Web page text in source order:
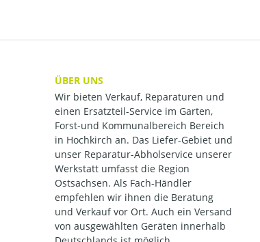
ÜBER UNS
Wir bieten Verkauf, Reparaturen und
einen Ersatzteil-Service im Garten,
Forst-und Kommunalbereich Bereich
in Hochkirch an. Das Liefer-Gebiet und
unser Reparatur-Abholservice unserer
Werkstatt umfasst die Region
Ostsachsen. Als Fach-Händler
empfehlen wir ihnen die Beratung
und Verkauf vor Ort. Auch ein Versand
von ausgewählten Geräten innerhalb